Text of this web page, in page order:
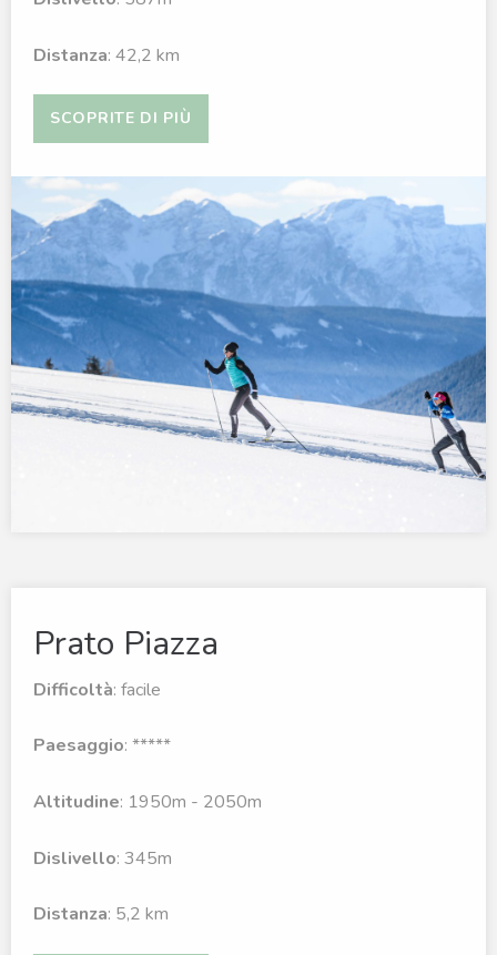
Distanza: 42,2 km
SCOPRITE DI PIÙ
Prato Piazza
Difficoltà: facile
Paesaggio: *****
Altitudine: 1950m - 2050m
Dislivello: 345m
Distanza: 5,2 km